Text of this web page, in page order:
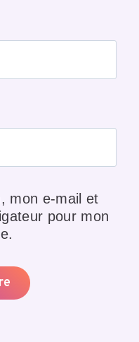
mon e-mail et
pour mon